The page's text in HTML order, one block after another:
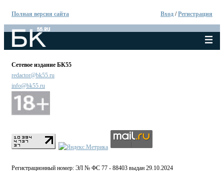
Полная версия сайта Вход /Регистрация
Сетевое издание БК55
redactor@bk55.ru
info@bk55.ru
Регистрационный номер: ЭЛ № ФС 77 - 88403 выдан 29.10.2024